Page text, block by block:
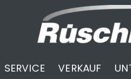
SERVICE VERKAUF